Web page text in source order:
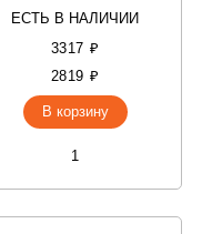
ЕСТЬ В НАЛИЧИИ
3317 ₽
2819 ₽
В корзину